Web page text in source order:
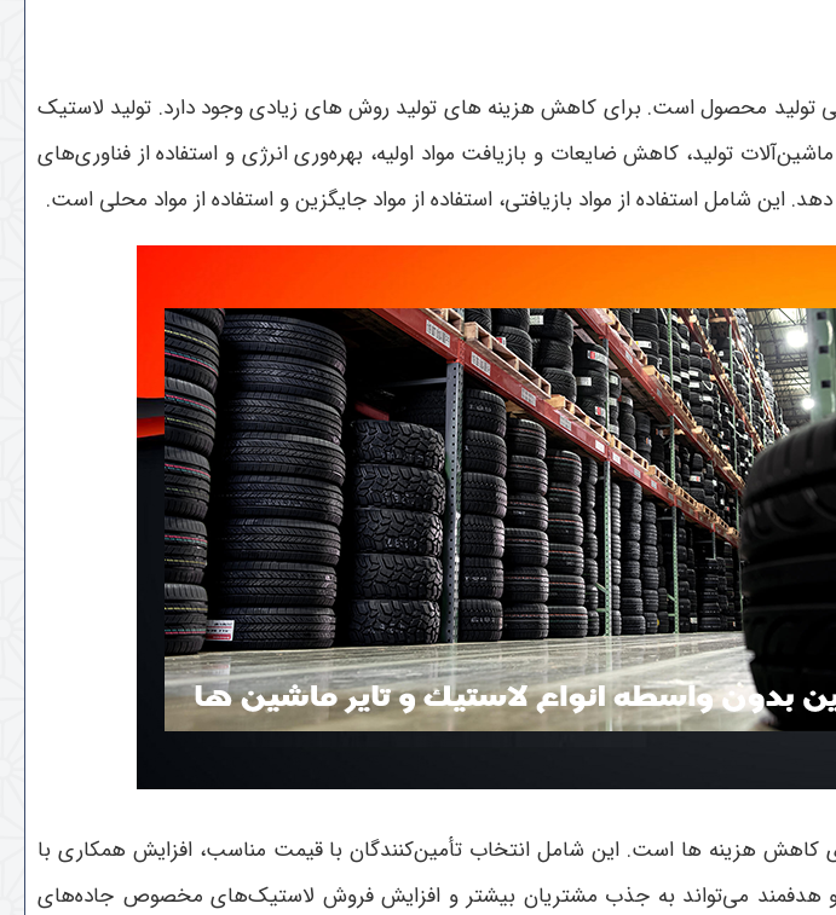
تولید محصول است. برای کاهش هزینه های تولید روش های زیادی وجود دارد. تولید لاستیک
تولید، کاهش ضایعات و بازیافت مواد اولیه، بهره‌وری انرژی و استفاده از فناوری‌های
این شامل استفاده از مواد بازیافتی، استفاده از مواد جایگزین و استفاده از مواد محلی است.
کاهش هزینه ها است. این شامل انتخاب تأمین‌کنندگان با قیمت مناسب، افزایش همکاری با
و هدفمند می‌تواند به جذب مشتریان بیشتر و افزایش فروش لاستیک‌های مخصوص جاده‌های